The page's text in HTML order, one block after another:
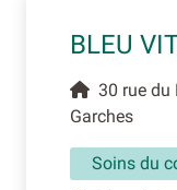
BLEU
30 rue du
Garches
Soins du